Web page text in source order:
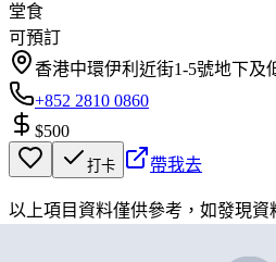
堂食
可預訂
香港中環伊利近街1-5號地下及
+852 2810 0860
$500
打卡 帶我去
以上項目資料僅供參考，如發現資